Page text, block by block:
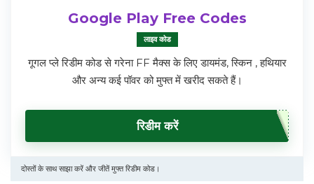
Google Play Free Codes
लाइव कोड
गूगल प्ले रिडीम कोड से गरेना FF मैक्स के लिए डायमंड, स्किन , हथियार
और अन्य कई पॉवर को मुफ्त में खरीद सकते हैं।
रिडीम करें
दोस्तों के साथ साझा करें और जीतें मुफ्त रिडीम कोड।